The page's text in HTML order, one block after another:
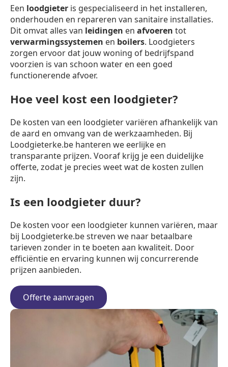
Een loodgieter is gespecialiseerd in het installeren,
onderhouden en repareren van sanitaire installaties.
Dit omvat alles van leidingen en afvoeren tot
verwarmingssystemen en boilers. Loodgieters
zorgen ervoor dat jouw woning of bedrijfspand
voorzien is van schoon water en een goed
functionerende afvoer.
Hoe veel kost een loodgieter?
De kosten van een loodgieter variëren afhankelijk van
de aard en omvang van de werkzaamheden. Bij
Loodgieterke.be hanteren we eerlijke en
transparante prijzen. Vooraf krijg je een duidelijke
offerte, zodat je precies weet wat de kosten zullen
zijn.
Is een loodgieter duur?
De kosten voor een loodgieter kunnen variëren, maar
bij Loodgieterke.be streven we naar betaalbare
tarieven zonder in te boeten aan kwaliteit. Door
efficiëntie en ervaring kunnen wij concurrerende
prijzen aanbieden.
Offerte aanvragen